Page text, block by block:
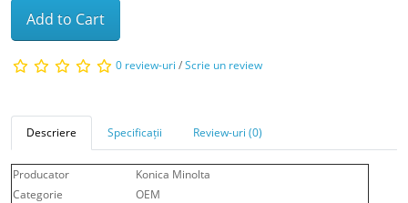
Add to Cart
0 review-uri /Scrie un review
Descriere Specificații Review-uri (0)
Producator
Konica Minolta
Categorie
OEM